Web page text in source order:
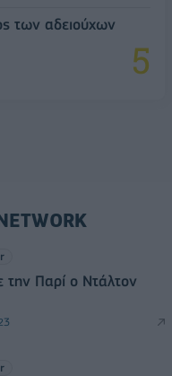
των αδειούχων
Παρί ο Ντάλτον